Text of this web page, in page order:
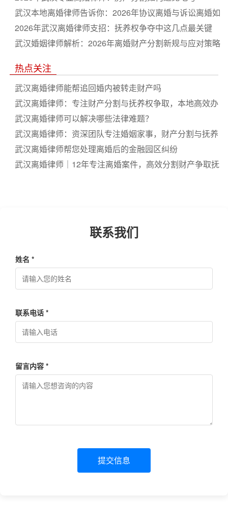
武汉本地离婚律师告诉你：2026年协议离婚与诉讼离婚如
何选
2026年武汉离婚律师支招：抚养权争夺中这几点最关键
武汉婚姻律师解析：2026年离婚财产分割新规与应对策略
热点关注
武汉离婚律师能帮追回婚内被转走财产吗
武汉离婚律师：专注财产分割与抚养权争取，本地高效办
案
武汉离婚律师可以解决哪些法律难题？
武汉离婚律师：资深团队专注婚姻家事，财产分割与抚养
权纠纷专业代理
武汉离婚律师帮您处理离婚后的金融园区纠纷
武汉离婚律师｜12年专注离婚案件，高效分割财产争取抚
联系我们
姓名 *
联系电话 *
留言内容 *
提交信息